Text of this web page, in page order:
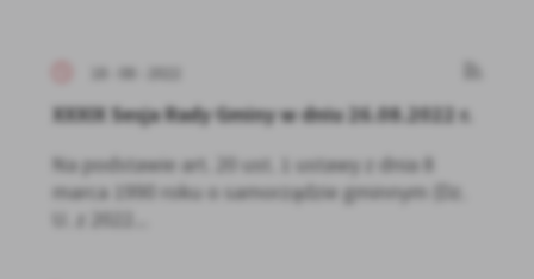
XXXIX Sesja Rady Gminy w dniu 26.08.2022 r.
Na podstawie art. 20 ust. 1 ustawy z dnia 8
marca 1990 roku o samorządzie gminnym (Dz.